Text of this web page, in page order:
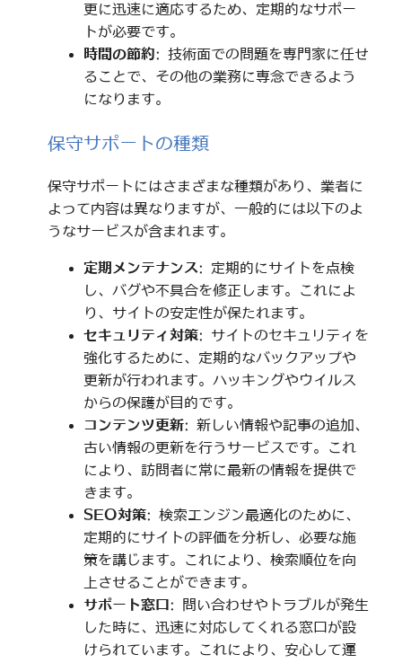
更に迅速に適応するため、定期的なサポー
トが必要です。
時間の節約: 技術面での問題を専門家に任せ
ることで、その他の業務に専念できるよう
になります。
保守サポートの種類
保守サポートにはさまざまな種類があり、業者に
よって内容は異なりますが、一般的には以下のよ
うなサービスが含まれます。
定期メンテナンス: 定期的にサイトを点検
し、バグや不具合を修正します。これによ
り、サイトの安定性が保たれます。
セキュリティ対策: サイトのセキュリティを
強化するために、定期的なバックアップや
更新が行われます。ハッキングやウイルス
からの保護が目的です。
コンテンツ更新: 新しい情報や記事の追加、
古い情報の更新を行うサービスです。これ
により、訪問者に常に最新の情報を提供で
きます。
SEO対策: 検索エンジン最適化のために、
定期的にサイトの評価を分析し、必要な施
策を講じます。これにより、検索順位を向
上させることができます。
サポート窓口 : 問い合わせやトラブルが発生
した時に、迅速に対応してくれる窓口が設
けられています。これにより、安心して運